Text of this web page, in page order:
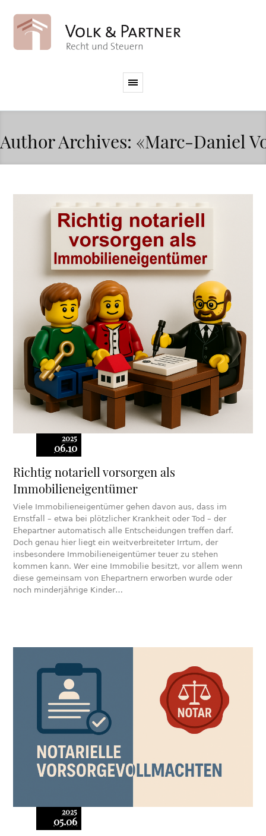
Author Archives: «Marc-Daniel
2025
06.10
Richtig notariell vorsorgen als
Immobilieneigentümer
Viele Immobilieneigentümer gehen davon aus, dass im
Ernstfall – etwa bei plötzlicher Krankheit oder Tod – der
Ehepartner automatisch alle Entscheidungen treffen darf.
Doch genau hier liegt ein weitverbreiteter Irrtum, der
insbesondere Immobilieneigentümer teuer zu stehen
kommen kann. Wer eine Immobilie besitzt, vor allem wenn
diese gemeinsam von Ehepartnern erworben wurde oder
noch minderjährige Kinder…
2025
05.06